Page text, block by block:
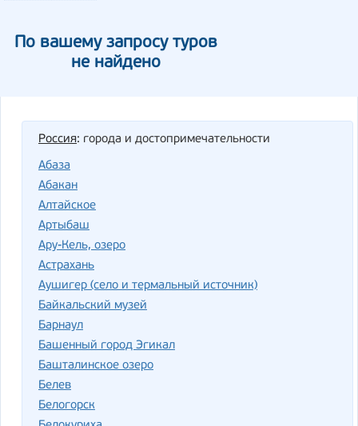
По вашему запросу туров
не найдено
Россия: города и достопримечательности
Абаза
Абакан
Алтайское
Артыбаш
Ару-Кель, озеро
Астрахань
Аушигер (село и термальный источник)
Байкальский музей
Барнаул
Башенный город Эгикал
Башталинское озеро
Белев
Белогорск